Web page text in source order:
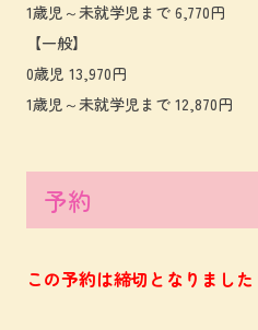
1歳児～未就学児まで 6,770円
【一般】
0歳児 13,970円
1歳児～未就学児まで 12,870円
予約
この予約は締切となりました